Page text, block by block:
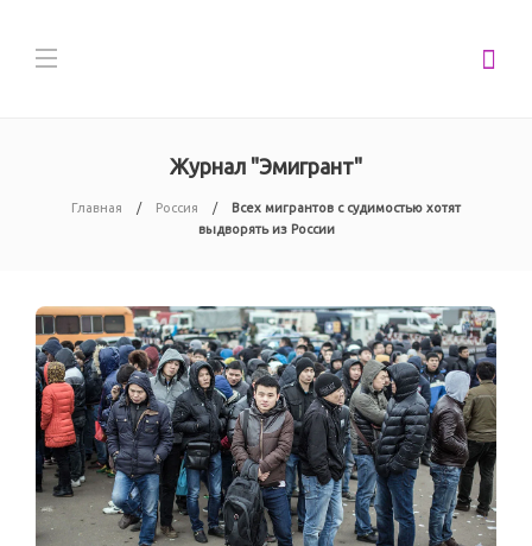
Журнал "Эмигрант"
Главная Россия
Всех мигрантов с судимостью хотят
выдворять из России